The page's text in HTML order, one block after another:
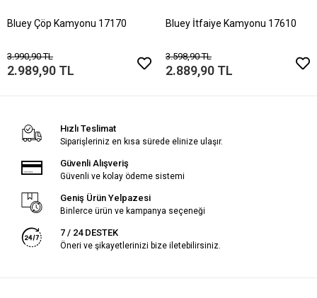
Bluey Çöp Kamyonu 17170
3.990,90 TL
2.989,90 TL
Bluey İtfaiye Kamyonu 17610
3.598,90 TL
2.889,90 TL
Hızlı Teslimat
Siparişleriniz en kısa sürede elinize ulaşır.
Güvenli Alışveriş
Güvenli ve kolay ödeme sistemi
Geniş Ürün Yelpazesi
Binlerce ürün ve kampanya seçeneği
7 / 24 DESTEK
Öneri ve şikayetlerinizi bize iletebilirsiniz.